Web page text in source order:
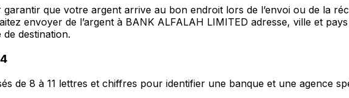
que votre argent arrive au bon endroit lors de l’envoi ou de la
envoyer de l’argent à BANK ALFALAH LIMITED adresse, ville et
destination.
de 8 à 11 lettres et chiffres pour identifier une banque et une agence